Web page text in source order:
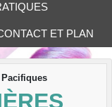
ET PLAN
Pacifiques